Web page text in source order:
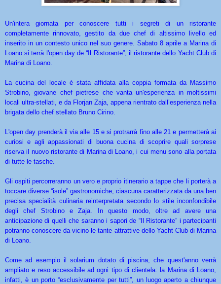
Un'intera giornata per conoscere tutti i segreti di un ristorante
completamente rinnovato, gestito da due chef di altissimo livello ed
inserito in un contesto unico nel suo genere. Sabato 8 aprile a Marina di
Loano si terrà l'open day de “Il Ristorante”, il ristorante dello Yacht Club di
Marina di Loano.
La cucina del locale è stata affidata alla coppia formata da Massimo
Strobino, giovane chef pietrese che vanta un'esperienza in moltissimi
locali ultra-stellati, e da Florjan Zaja, appena rientrato dall’esperienza nella
brigata dello chef stellato Bruno Cirino.
L'open day prenderà il via alle 15 e si protrarrà fino alle 21 e permetterà ai
curiosi e agli appassionati di buona cucina di scoprire quali sorprese
riserva il nuovo ristorante di Marina di Loano, i cui menu sono alla portata
di tutte le tasche.
Gli ospiti percorreranno un vero e proprio itinerario a tappe che li porterà a
toccare diverse “isole” gastronomiche, ciascuna caratterizzata da una ben
precisa specialità culinaria reinterpretata secondo lo stile inconfondibile
degli chef Strobino e Zaja. In questo modo, oltre ad avere una
anticipazione di quelli che saranno i sapori de “Il Ristorante” i partecipanti
potranno conoscere da vicino le tante attrattive dello Yacht Club di Marina
di Loano.
Come ad esempio il solarium dotato di piscina, che quest'anno verrà
ampliato e reso accessibile ad ogni tipo di clientela: la Marina di Loano,
infatti, è un porto “esclusivamente per tutti”, un luogo aperto a chiunque